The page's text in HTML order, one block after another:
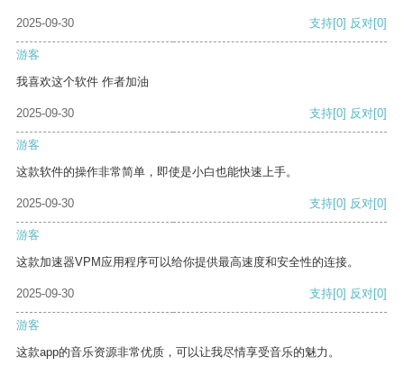
2025-09-30 支持[0] 反对[0]
游客
我喜欢这个软件 作者加油
2025-09-30 支持[0] 反对[0]
游客
这款软件的操作非常简单，即使是小白也能快速上手。
2025-09-30 支持[0] 反对[0]
游客
这款加速器VPM应用程序可以给你提供最高速度和安全性的连接。
2025-09-30 支持[0] 反对[0]
游客
这款app的音乐资源非常优质，可以让我尽情享受音乐的魅力。